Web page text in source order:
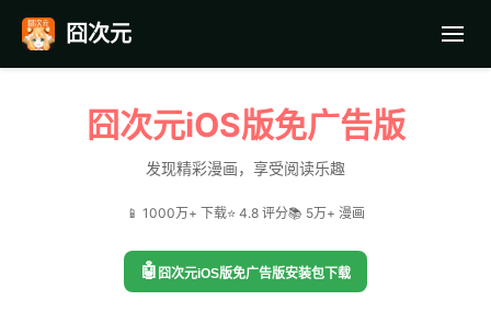
囧次元
囧次元iOS版免广告版
发现精彩漫画，享受阅读乐趣
📱 1000万+ 下载⭐ 4.8 评分📚 5万+ 漫画
🤖 囧次元iOS版免广告版安装包下载